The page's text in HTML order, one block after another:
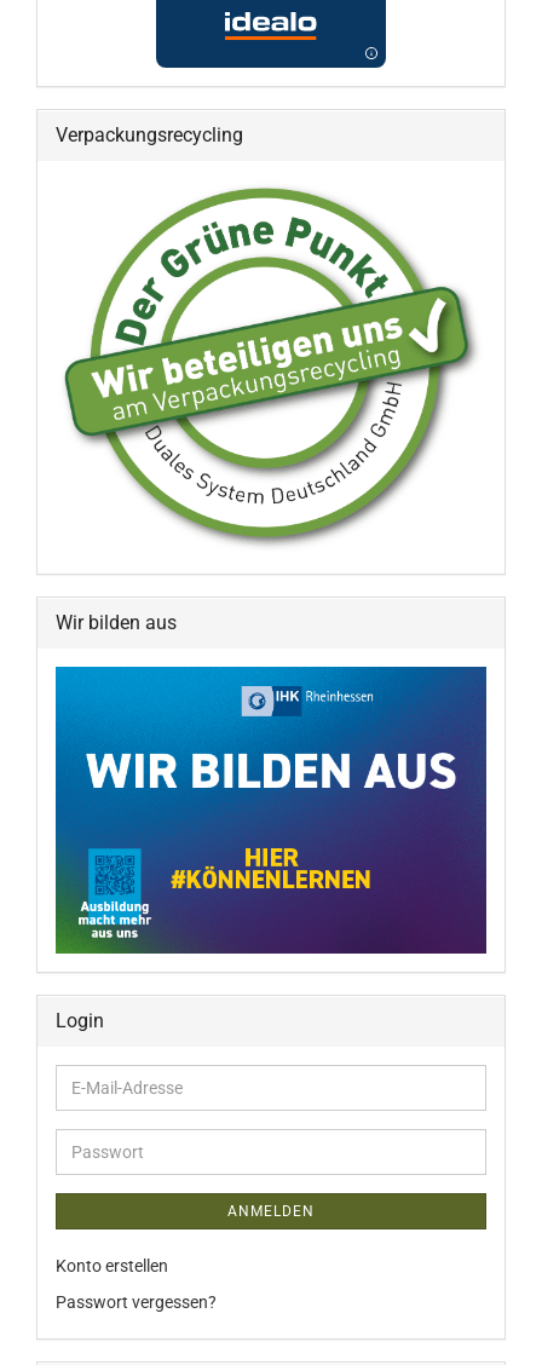
Verpackungsrecycling
Wir bilden aus
Login
E-
Mail-
Adresse
Passwort
ANMELDEN
Konto erstellen
Passwort vergessen?